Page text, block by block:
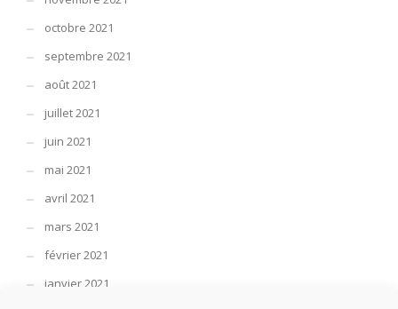
octobre 2021
septembre 2021
août 2021
juillet 2021
juin 2021
mai 2021
avril 2021
mars 2021
février 2021
janvier 2021